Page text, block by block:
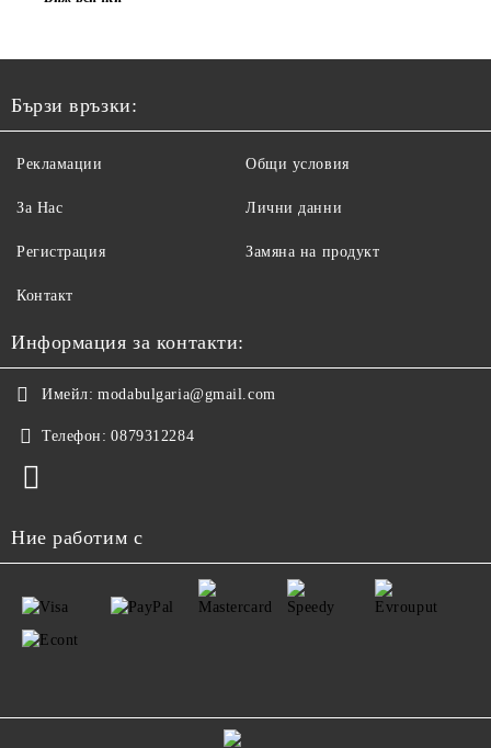
Бързи връзки:
Рекламации
За Нас
Регистрация
Контакт
Общи условия
Лични данни
Замяна на продукт
Информация за контакти:
Имейл: modabulgaria@gmail.com
Телефон: 0879312284
Ние работим с